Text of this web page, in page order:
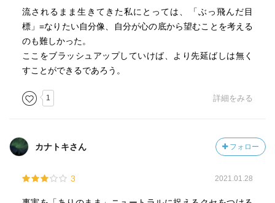
流されるまま生きてきた私にとっては、「ぶっ飛んだ目
標」=なりたい自分像、自分が心の底から望むことを考える
のも難しかった。
ここをブラッシュアップしていけば、より先延ばしは無く
すことができるであろう。
1 詳細をみる
カナトキさん フォロー
3 2021.01.28